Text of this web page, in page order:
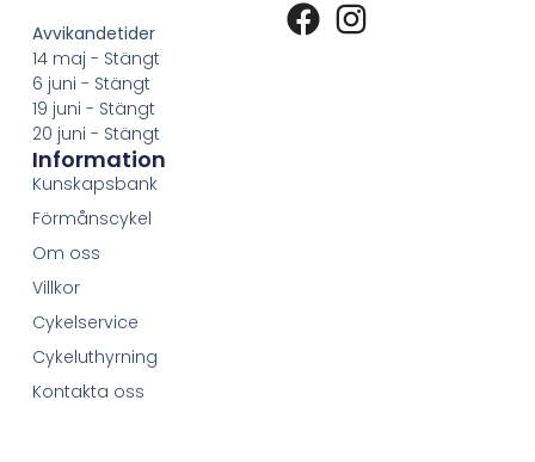
Avvikandetider
14 maj - Stängt
6 juni - Stängt
19 juni - Stängt
20 juni - Stängt
Information
Kunskapsbank
Förmånscykel
Om oss
Villkor
Cykelservice
Cykeluthyrning
Kontakta oss